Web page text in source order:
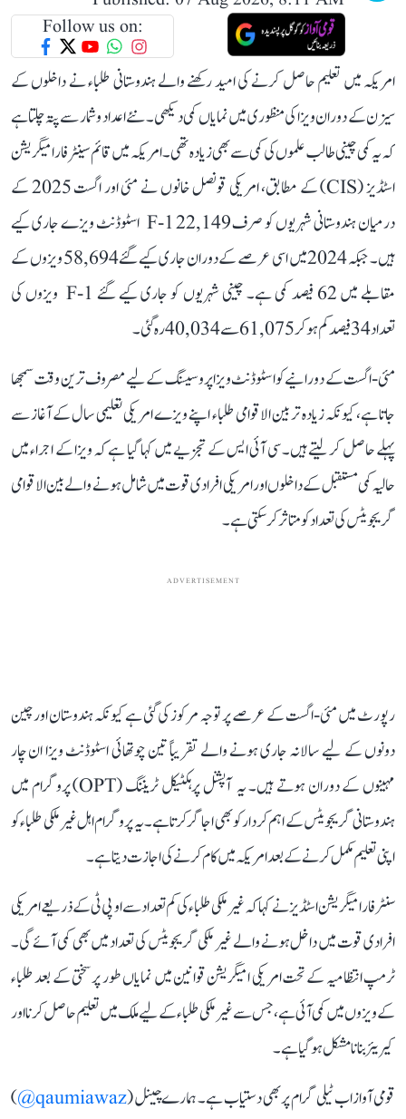
Follow us on:
امریکہ میں تعلیم حاصل کرنے کی امید رکھنے والے ہندوستانی طلباء نے داخلوں کے
سیزن کے دوران ویزا کی منظوری میں نمایاں کمی دیکھی۔ نئے اعداد و شمار سے پتہ چلتا ہے
کہ یہ کمی چینی طالب علموں کی کمی سے بھی زیادہ تھی۔ امریکہ میں قائم سینٹر فار امیگریشن
اسٹڈیز (CIS) کے مطابق، امریکی قونصل خانوں نے مئی اور اگست 2025 کے
درمیان ہندوستانی شہریوں کو صرف 22,149 F-1 اسٹوڈنٹ ویزے جاری کیے
ہیں۔ جبکہ 2024 میں اسی عرصے کے دوران جاری کیے گئے 58,694 ویزوں کے
مقابلے میں 62 فیصد کمی ہے۔ چینی شہریوں کو جاری کیے گئے F-1 ویزوں کی
تعداد 34 فیصد کم ہو کر 61,075 سے 40,034 رہ گئی۔
مئی-اگست کے دورانیے کوا سٹوڈنٹ ویزا پروسیسنگ کے لیے مصروف ترین وقت سمجھا
جاتا ہے، کیونکہ زیادہ تر بین الاقوامی طلباء اپنے ویزے امریکی تعلیمی سال کے آغاز سے
پہلے حاصل کر لیتے ہیں۔ سی آئی ایس کے تجزیے میں کہا گیا ہے کہ ویزا کے اجراء میں
حالیہ کمی مستقبل کے داخلوں اور امریکی افرادی قوت میں شامل ہونے والے بین الاقوامی
گریجویٹس کی تعداد کو متاثر کر سکتی ہے۔
ADVERTISEMENT
رپورٹ میں مئی-اگست کے عرصے پر توجہ مرکوز کی گئی ہے کیونکہ ہندوستان اور چین
دونوں کے لیے سالانہ جاری ہونے والے تقریباً تین چوتھائی اسٹوڈنٹ ویزا ان چار
مہینوں کے دوران ہوتے ہیں۔ یہ آپشنل پرہکٹیکل ٹریننگ (OPT) پروگرام میں
ہندوستانی گریجویٹس کے اہم کردار کو بھی اجاگر کرتا ہے۔ یہ پروگرام اہل غیر ملکی طلباء کو
اپنی تعلیم مکمل کرنے کے بعد امریکہ میں کام کرنے کی اجازت دیتا ہے۔
سنٹر فار امیگریشن اسٹڈیز نے کہا کہ غیر ملکی طلباء کی کم تعداد سے او پی ٹی کے ذریعے امریکی
افرادی قوت میں داخل ہونے والے غیر ملکی گریجویٹس کی تعداد میں بھی کمی آئے گی۔
ٹرمپ انتظامیہ کے تحت امریکی امیگریشن قوانین میں نمایاں طور پر سختی کے بعد طلباء
کے ویزوں میں کمی آئی ہے، جس سے غیر ملکی طلباء کے لیے ملک میں تعلیم حاصل کرنا اور
کیریئر بنانا مشکل ہو گیا ہے۔
قومی آواز اب ٹیلی گرام پر بھی دستیاب ہے۔ ہمارے چینل (qaumiawaz@
)